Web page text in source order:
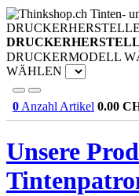
Tinten-
DRUCKERMODELL
WÄHLEN
0 Anzahl Artikel 0.00
Unsere